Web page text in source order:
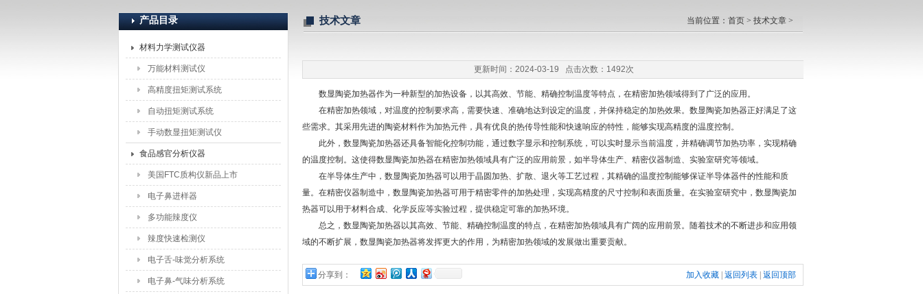
北京盈盛恒泰科技有限责任公司
产品目录
材料力学测试仪器
万能材料测试仪
高精度扭矩测试系统
自动扭矩测试系统
手动数显扭矩测试仪
食品感官分析仪器
美国FTC质构仪新品上市
电子鼻进样器
多功能辣度仪
辣度快速检测仪
电子舌-味觉分析系统
电子鼻-气味分析系统
技术文章 当前位置： 首页 > 技术文章 >
更新时间：2024-03-19 点击次数：1492次
数显陶瓷加热器作为一种新型的加热设备，以其高效、节能、精确控制温度等特点，在精密加热领域得到了广泛的应用。
在精密加热领域，对温度的控制要求高，需要快速、准确地达到设定的温度，并保持稳定的加热效果。数显陶瓷加热器正好满足了这
些需求。其采用先进的陶瓷材料作为加热元件，具有优良的热传导性能和快速响应的特性，能够实现高精度的温度控制。
此外，数显陶瓷加热器还具备智能化控制功能，通过数字显示和控制系统，可以实时显示当前温度，并精确调节加热功率，实现精确
的温度控制。这使得数显陶瓷加热器在精密加热领域具有广泛的应用前景，如半导体生产、精密仪器制造、实验室研究等领域。
在半导体生产中，数显陶瓷加热器可以用于晶圆加热、扩散、退火等工艺过程，其精确的温度控制能够保证半导体器件的性能和质
量。在精密仪器制造中，数显陶瓷加热器可用于精密零件的加热处理，实现高精度的尺寸控制和表面质量。在实验室研究中，数显陶瓷加
热器可以用于材料合成、化学反应等实验过程，提供稳定可靠的加热环境。
总之，数显陶瓷加热器以其高效、节能、精确控制温度的特点，在精密加热领域具有广阔的应用前景。随着技术的不断进步和应用领
域的不断扩展，数显陶瓷加热器将发挥更大的作用，为精密加热领域的发展做出重要贡献。
分享到： 加入收藏 返回列表 返回顶部